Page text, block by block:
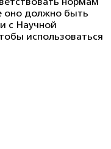
оно должно быть
с Научной
использоваться